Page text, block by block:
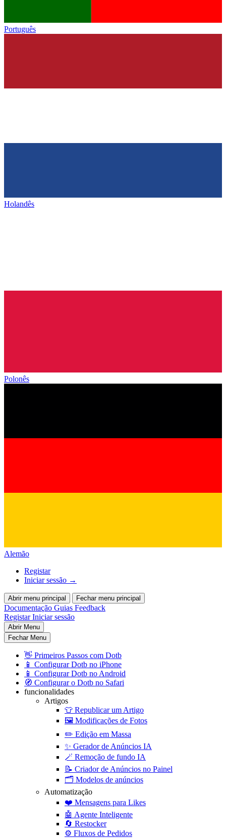
Português
Holandês
Polonês
Alemão
Registar
Iniciar sessão →
Abrir menu principal Fechar menu principal
Documentação Guias Feedback
RegistarIniciar sessão
Abrir Menu
Fechar Menu
👋 Primeiros Passos com Dotb
📱 Configurar Dotb no iPhone
📱 Configurar Dotb no Android
🧭 Configurar o Dotb no Safari
funcionalidades
Artigos
👕 Republicar um Artigo
🖼️ Modificações de Fotos
✏️ Edição em Massa
✨ Gerador de Anúncios IA
🪄 Remoção de fundo IA
📝 Criador de Anúncios no Painel
🗂️ Modelos de anúncios
Automatização
❤️ Mensagens para Likes
🤖 Agente Inteligente
🔄 Restocker
⚙️ Fluxos de Pedidos